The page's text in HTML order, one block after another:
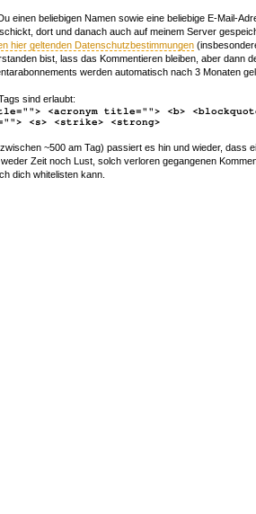
einen beliebigen Namen sowie eine beliebige E-Mail-
dort und danach auch auf meinem Server
hier geltenden Datenschutzbestimmungen
bist, lass das Kommentieren bleiben, aber dann
werden automatisch nach 3 Monaten
sind erlaubt:
<acronym title=""> <b>
<s> <strike> <strong>
~500 am Tag) passiert es hin und wieder, dass
Zeit noch Lust, solch verloren gegangenen
dich whitelisten kann.